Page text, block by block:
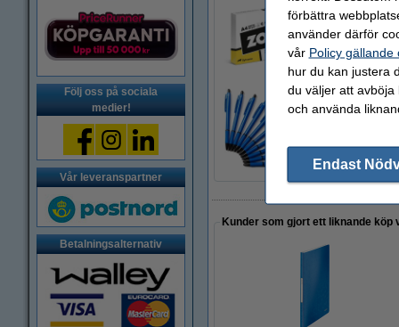
Följ oss på sociala
medier!
Vår leveranspartner
Betalningsalternativ
Kopieringspapper
80 kr
Kunder som gjort ett liknande
förbättra
använder därför
vår Policy gällande
hur du kan justera
du väljer att avböja
och använda
Endast